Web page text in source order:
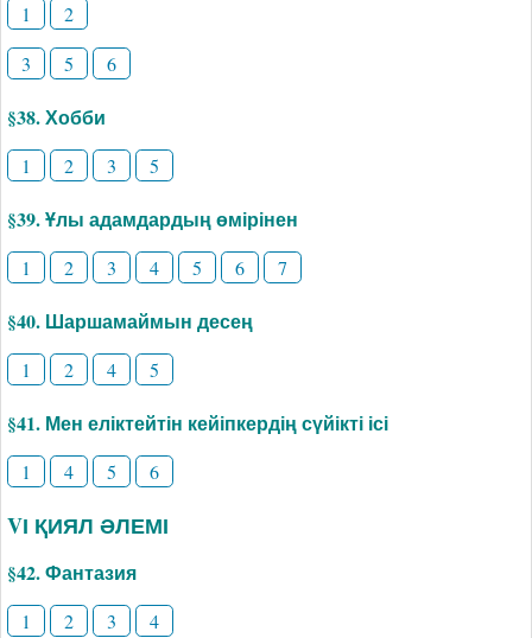
1
2
3
5 6
§38. Хобби
1 2 3 5
§39. Ұлы адамдардың өмірінен
1 2 3 4 5 6 7
§40. Шаршамаймын десең
1 2 4 5
§41. Мен еліктейтін кейіпкердің сүйікті ісі
1 4 5 6
VІ ҚИЯЛ ӘЛЕМІ
§42. Фантазия
1 2 3 4